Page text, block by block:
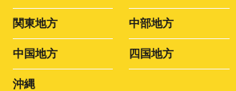
関東地方 中部地方
中国地方 四国地方
沖縄